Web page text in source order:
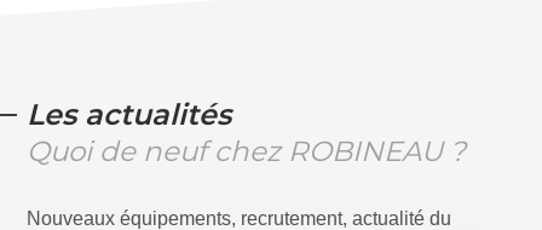
Les actualités
Quoi de neuf chez ROBINEAU ?
Nouveaux équipements, recrutement, actualité du